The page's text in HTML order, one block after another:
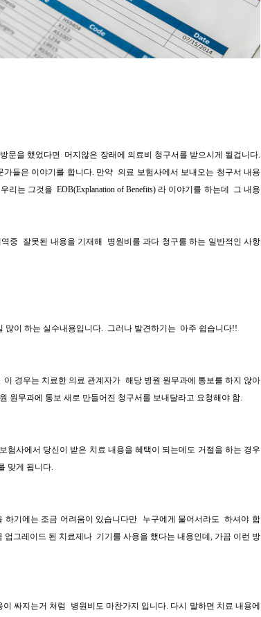
문을 했었다면 머지않은 장래에 의료비 청구서를 받으시게 될겁니다.
들은 이야기를 합니다. 만약 의료 보험사에서 보내오는 청구서 내용
는 그것을 EOB(Explanation of Benefits) 라 이야기를 하는데 그 내용
중 잘못된 내용을 기재해 병원비를 과다 청구를 하는 일반적인 사항
많이 하는 실수내용입니다. 그러나 발견하기는 아주 쉽습니다!!
이 경우는 치료한 의료 관계자가 해당 병원 원무과에 통보를 하지 않아
원무과에 통보 새로 만들어진 청구서를 보내달라고 요청해야 함.
험사에서 당신이 받은 치료 내용을 혜택이 되는데도 거절을 하는 경우
맞게 됩니다.
하기에는 조금 어려움이 있습니다만 누구에게 물어서라도 하셔야 합
업그레이드 된 치료제나 기기를 사용을 했다는 내용인데 , 가끔 이런 방
싸지는거 처럼 병원비도 마찬가지 입니다. 다시 말하면 치료 내용에